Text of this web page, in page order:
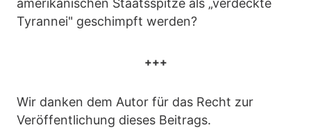
amerikanischen Staatsspitze als „verdeckte
Tyrannei" geschimpft werden?
+++
Wir danken dem Autor für das Recht zur
Veröffentlichung dieses Beitrags.